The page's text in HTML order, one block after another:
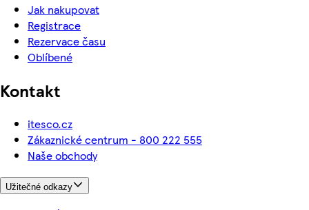
Jak nakupovat
Registrace
Rezervace času
Oblíbené
Kontakt
itesco.cz
Zákaznické centrum - 800 222 555
Naše obchody
Užitečné odkazy